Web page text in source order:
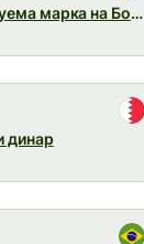
Конвертируема марка на Босна и Херцеговина
динар